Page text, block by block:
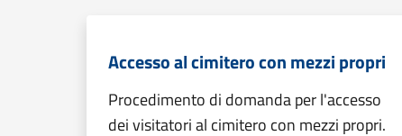
Accesso al cimitero con mezzi propri
Procedimento di domanda per l'accesso
dei visitatori al cimitero con mezzi propri.